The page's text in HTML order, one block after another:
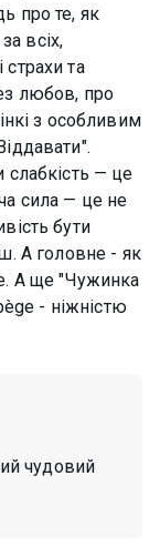
про те, як
всіх,
та
любов, про
з особливим
слабкість — це
сила — це не
бути
А головне - як
А ще "Чужинка
- ніжністю
чудовий